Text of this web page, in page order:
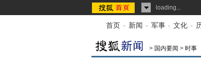
loading...
首页 - 新闻 - 军事 - 文化 -
> 国内要闻 > 时事